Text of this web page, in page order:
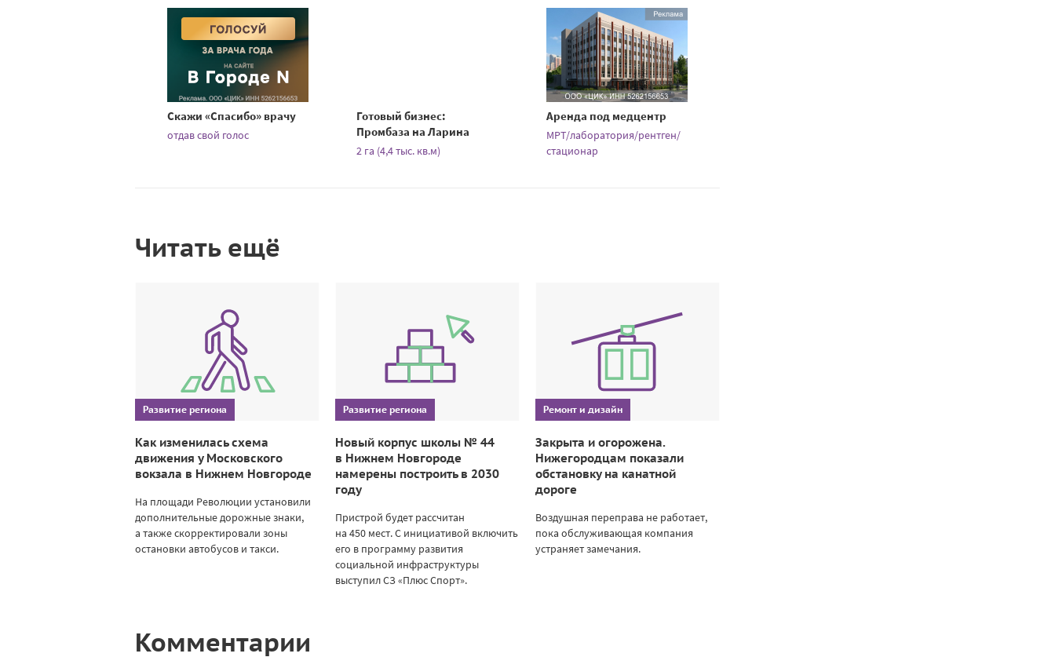
Скажи «Спасибо» врачу
отдав свой голос
Готовый бизнес:
Промбаза на Ларина
2 га (4,4 тыс. кв.м)
Аренда под медцентр
МРТ/лаборатория/рентген/
стационар
Читать ещё
Развитие региона
Как изменилась схема
движения у Московского
вокзала в Нижнем Новгороде
На площади Революции установили
дополнительные дорожные знаки,
а также скорректировали зоны
остановки автобусов и такси.
Развитие региона
Новый корпус школы № 44
в Нижнем Новгороде
намерены построить в 2030
году
Пристрой будет рассчитан
на 450 мест. С инициативой включить
его в программу развития
социальной инфраструктуры
выступил СЗ «Плюс Спорт».
Ремонт и дизайн
Закрыта и огорожена.
Нижегородцам показали
обстановку на канатной
дороге
Воздушная переправа не работает,
пока обслуживающая компания
устраняет замечания.
Комментарии